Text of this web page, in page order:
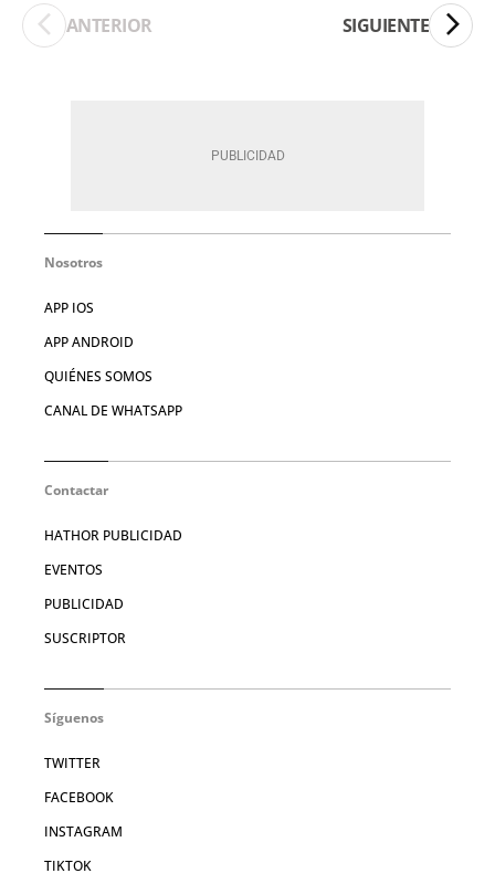
ANTERIOR SIGUIENTE
Nosotros
APP IOS
APP ANDROID
QUIÉNES SOMOS
CANAL DE WHATSAPP
Contactar
HATHOR PUBLICIDAD
EVENTOS
PUBLICIDAD
SUSCRIPTOR
Síguenos
TWITTER
FACEBOOK
INSTAGRAM
TIKTOK